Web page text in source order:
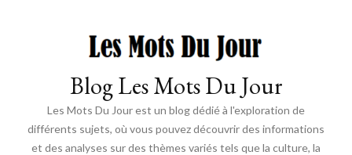
Blog Les Mots Du Jour
Les Mots Du Jour est un blog dédié à l'exploration de
différents sujets, où vous pouvez découvrir des informations
et des analyses sur des thèmes variés tels que la culture, la